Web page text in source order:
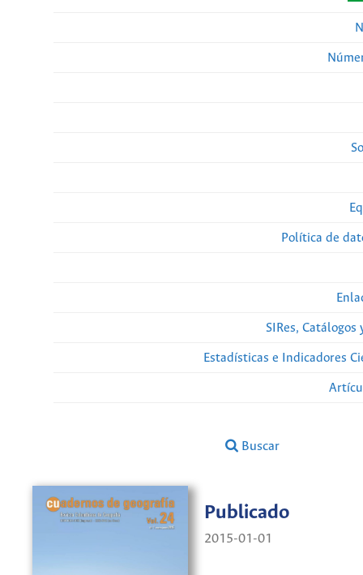
Política de
SIRes, Catálogos
Estadísticas e Indicadores
Buscar
Publicado
2015-01-01